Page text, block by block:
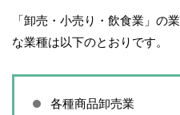
「卸売・小売り・飲食業」の
な業種は以下のとおりです。
各種商品卸売業